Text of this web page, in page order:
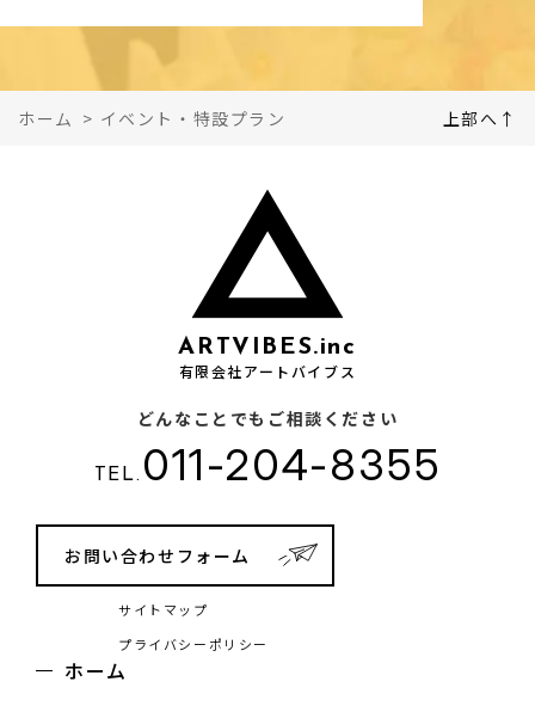
ホーム > イベント・特設プラン 上部へ↑
ARTVIBES.inc
有限会社アートバイブス
どんなことでもご相談ください
TEL. 011-204-8355
お問い合わせフォーム
サイトマップ
プライバシーポリシー
ホーム